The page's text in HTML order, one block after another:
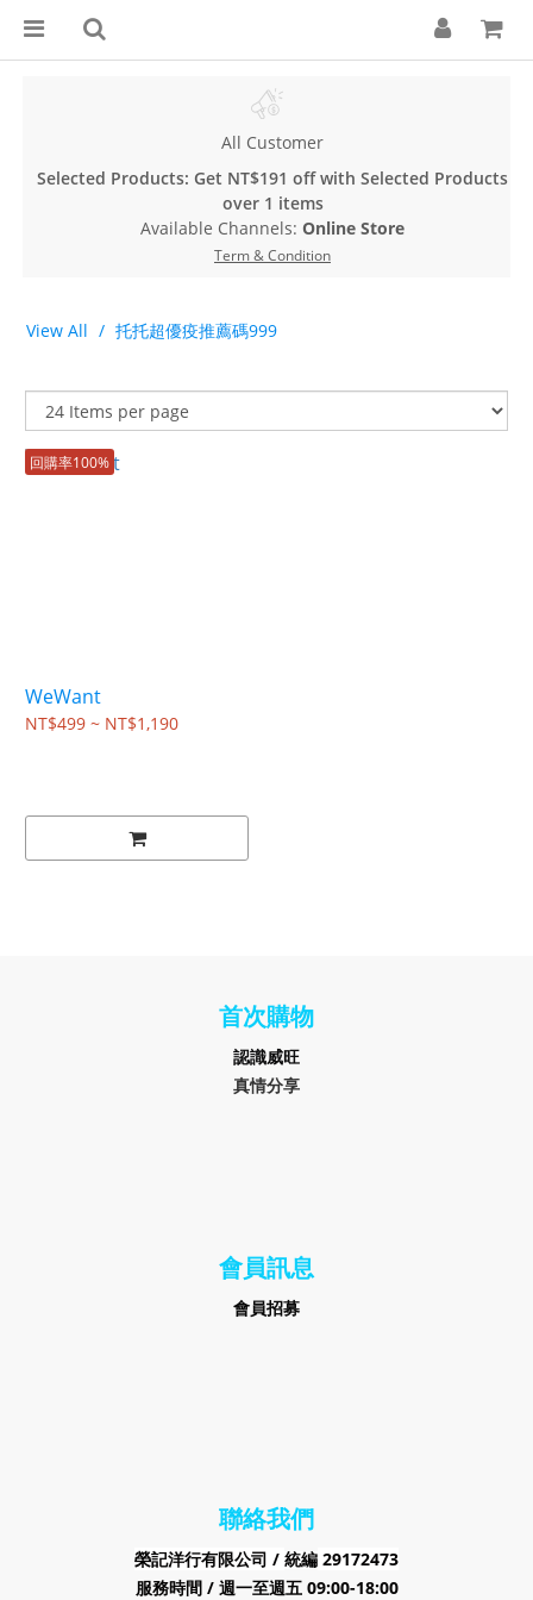
All Customer
Selected Products: Get NT$191 off with Selected Products
over 1 items
Available Channels: Online Store
Term & Condition
View All 托托超優疫推薦碼999
回購率100%
WeWant
NT$499 ~ NT$1,190
首次購物
認識威旺
真情分享
會員訊息
會員招募
聯絡我們
榮記洋行有限公司 / 統編 29172473
服務時間 / 週一至週五 09:00-18:00